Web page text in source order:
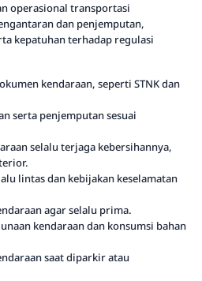
operasional transportasi
dan penjemputan,
kepatuhan terhadap regulasi
kendaraan, seperti STNK dan
serta penjemputan sesuai
selalu terjaga kebersihannya,
lintas dan kebijakan keselamatan
agar selalu prima.
kendaraan dan konsumsi bahan
saat diparkir atau